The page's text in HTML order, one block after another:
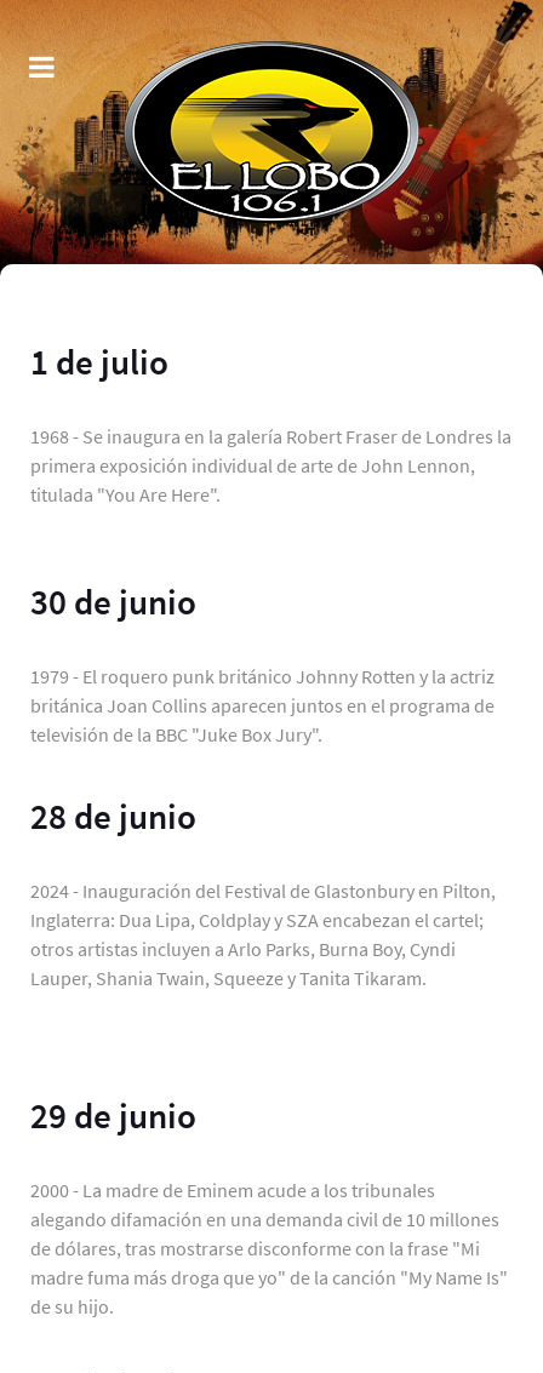
1 de julio
1968 - Se inaugura en la galería Robert Fraser de Londres la
primera exposición individual de arte de John Lennon,
titulada "You Are Here".
30 de junio
1979 - El roquero punk británico Johnny Rotten y la actriz
británica Joan Collins aparecen juntos en el programa de
televisión de la BBC "Juke Box Jury".
28 de junio
2024 - Inauguración del Festival de Glastonbury en Pilton,
Inglaterra: Dua Lipa, Coldplay y SZA encabezan el cartel;
otros artistas incluyen a Arlo Parks, Burna Boy, Cyndi
Lauper, Shania Twain, Squeeze y Tanita Tikaram.
29 de junio
2000 - La madre de Eminem acude a los tribunales
alegando difamación en una demanda civil de 10 millones
de dólares, tras mostrarse disconforme con la frase "Mi
madre fuma más droga que yo" de la canción "My Name Is"
de su hijo.